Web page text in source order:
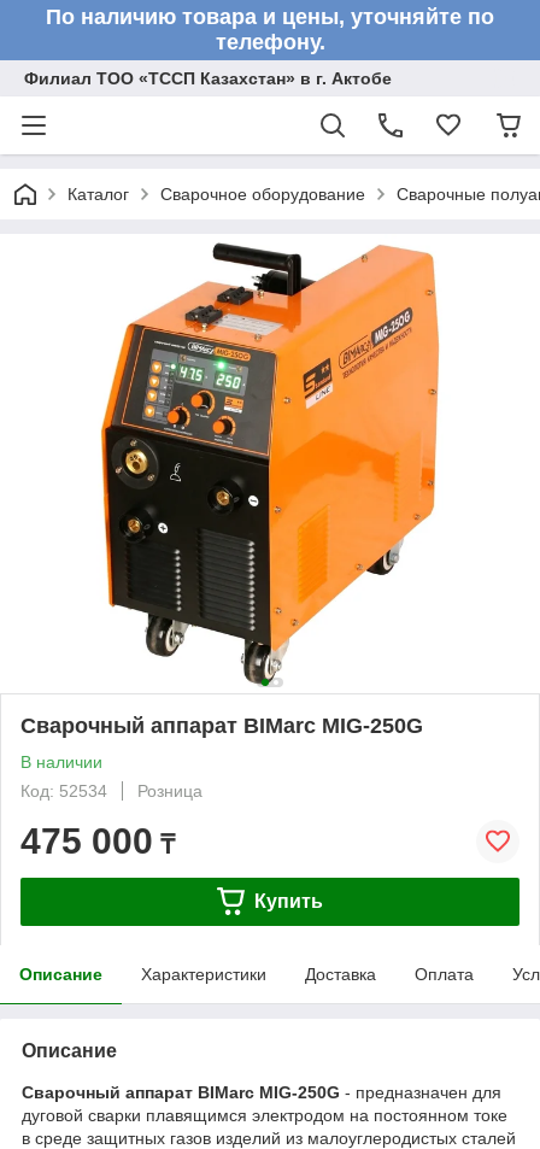
По наличию товара и цены, уточняйте по
телефону.
Филиал ТОО «ТССП Казахстан» в г. Актобе
Каталог Сварочное оборудование Сварочные
Сварочный аппарат BIMarc MIG-250G
В наличии
Код: 52534
Розница
475 000 ₸
Купить
Описание Характеристики Доставка Оплата
Описание
Сварочный аппарат BIMarc MIG-250G - предназначен для
дуговой сварки плавящимся электродом на постоянном токе
в среде защитных газов изделий из малоуглеродистых сталей